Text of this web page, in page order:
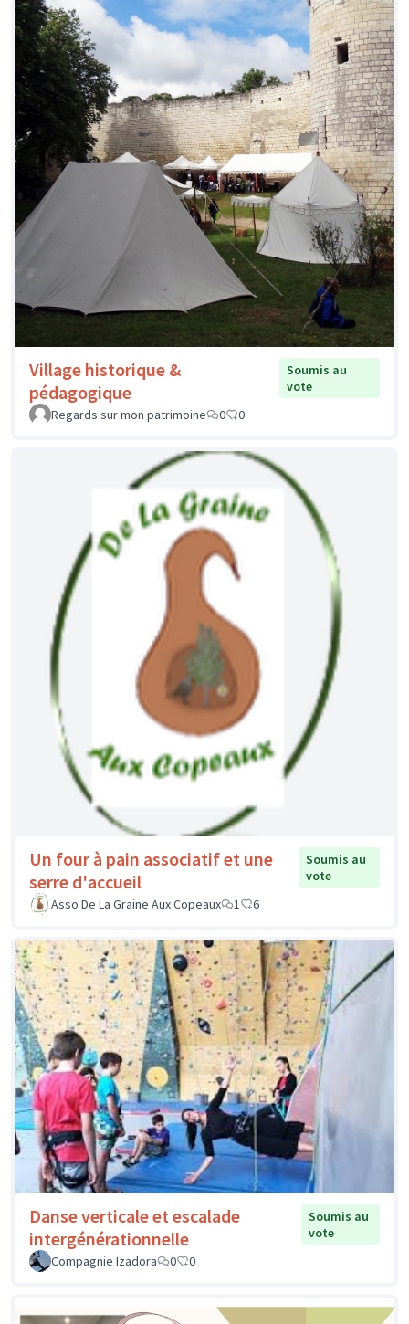
Village historique &
pédagogique
Soumis au
vote
Regards sur mon patrimoine
0 0
Un four à pain associatif et une
serre d'accueil
Soumis au
vote
Asso De La Graine Aux Copeaux
1 6
Danse verticale et escalade
intergénérationnelle
Soumis au
vote
Compagnie Izadora
0 0